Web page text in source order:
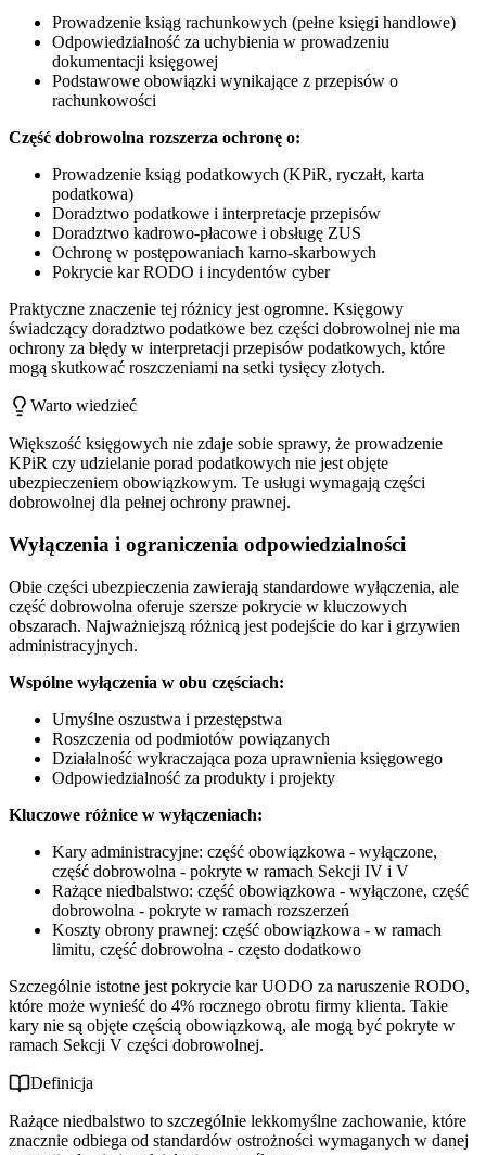
Prowadzenie ksiąg rachunkowych (pełne księgi handlowe)
Odpowiedzialność za uchybienia w prowadzeniu
dokumentacji księgowej
Podstawowe obowiązki wynikające z przepisów o
rachunkowości
Część dobrowolna rozszerza ochronę o:
Prowadzenie ksiąg podatkowych (KPiR, ryczałt, karta
podatkowa)
Doradztwo podatkowe i interpretacje przepisów
Doradztwo kadrowo-płacowe i obsługę ZUS
Ochronę w postępowaniach karno-skarbowych
Pokrycie kar RODO i incydentów cyber
Praktyczne znaczenie tej różnicy jest ogromne. Księgowy
świadczący doradztwo podatkowe bez części dobrowolnej nie ma
ochrony za błędy w interpretacji przepisów podatkowych, które
mogą skutkować roszczeniami na setki tysięcy złotych.
Warto wiedzieć
Większość księgowych nie zdaje sobie sprawy, że prowadzenie
KPiR czy udzielanie porad podatkowych nie jest objęte
ubezpieczeniem obowiązkowym. Te usługi wymagają części
dobrowolnej dla pełnej ochrony prawnej.
Wyłączenia i ograniczenia odpowiedzialności
Obie części ubezpieczenia zawierają standardowe wyłączenia, ale
część dobrowolna oferuje szersze pokrycie w kluczowych
obszarach. Najważniejszą różnicą jest podejście do kar i grzywien
administracyjnych.
Wspólne wyłączenia w obu częściach:
Umyślne oszustwa i przestępstwa
Roszczenia od podmiotów powiązanych
Działalność wykraczająca poza uprawnienia księgowego
Odpowiedzialność za produkty i projekty
Kluczowe różnice w wyłączeniach:
Kary administracyjne: część obowiązkowa - wyłączone,
część dobrowolna - pokryte w ramach Sekcji IV i V
Rażące niedbalstwo: część obowiązkowa - wyłączone, część
dobrowolna - pokryte w ramach rozszerzeń
Koszty obrony prawnej: część obowiązkowa - w ramach
limitu, część dobrowolna - często dodatkowo
Szczególnie istotne jest pokrycie kar UODO za naruszenie RODO,
które może wynieść do 4% rocznego obrotu firmy klienta. Takie
kary nie są objęte częścią obowiązkową, ale mogą być pokryte w
ramach Sekcji V części dobrowolnej.
Definicja
Rażące niedbalstwo to szczególnie lekkomyślne zachowanie, które
znacznie odbiega od standardów ostrożności wymaganych w danej